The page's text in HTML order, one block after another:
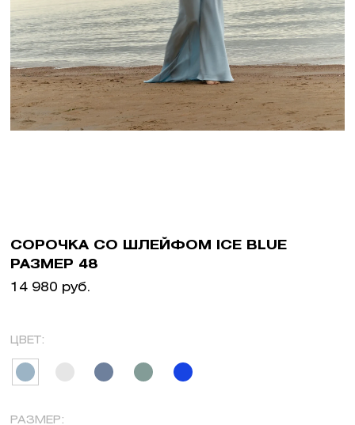
СОРОЧКА СО ШЛЕЙФОМ ICE BLUE
РАЗМЕР 48
14 980 руб.
ЦВЕТ:
РАЗМЕР: